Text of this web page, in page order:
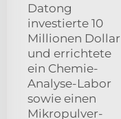
Datong
investierte 10
Millionen Dollar
und errichtete
ein Chemie-
Analyse-Labor
sowie einen
Mikropulver-